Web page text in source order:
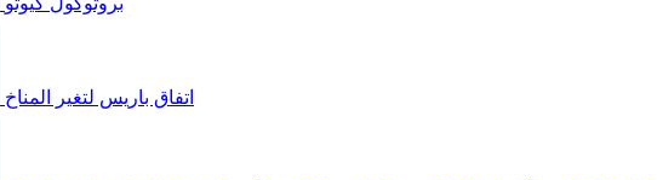
اتفاق باريس لتغير المناخ